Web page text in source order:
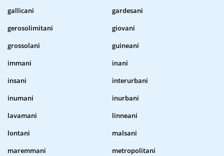
gallicani
gardesani
gerosolimitani
giovani
grossolani
guineani
immani
inani
insani
interurbani
inumani
inurbani
lavamani
linneani
lontani
malsani
maremmani
metropolitani